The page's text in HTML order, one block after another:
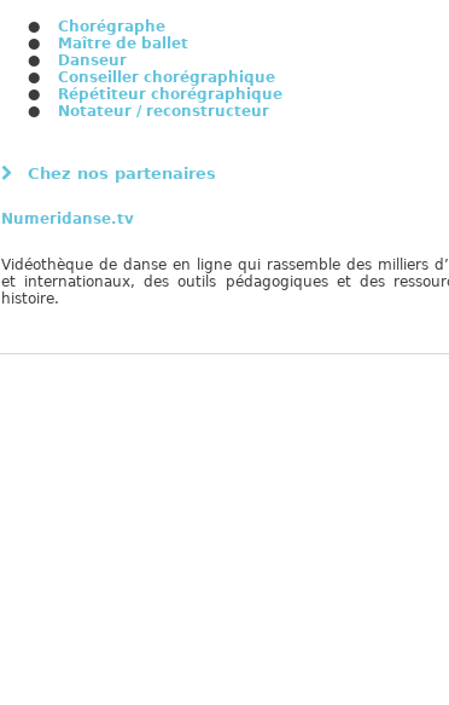
Chorégraphe
Maître de ballet
Danseur
Conseiller chorégraphique
Répétiteur chorégraphique
Notateur / reconstructeur
Chez nos partenaires
Numeridanse.tv
Vidéothèque de danse en ligne qui rassemble des milliers
et internationaux, des outils pédagogiques et des
histoire.